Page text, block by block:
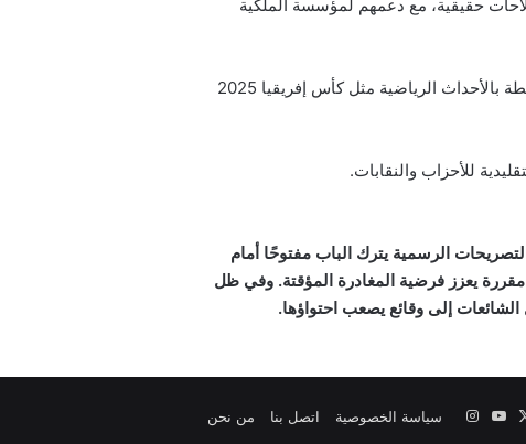
حقيقية، مع دعمهم لمؤسسة الملكية
ولكنهم يطالبون بإعادة ترتيب أولويات الدولة، مع التركيز على الخدمات الأساسية بدلًا من المشاريع الكبرى المرتبطة بالأحداث الرياضية مثل كأس إفريقيا 2025
الرسمية يترك الباب مفتوحًا أمام
مقررة يعزز فرضية المغادرة المؤقتة. وفي ظل
إلى وقائع يصعب احتواؤها.
سياسة الخصوصية اتصل بنا من نحن ‫YouTubeانستقرام